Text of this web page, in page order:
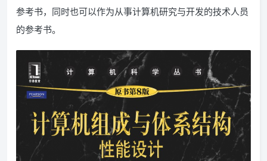
参考书，同时也可以作为从事计算机研究与开发的技术人员
的参考书。